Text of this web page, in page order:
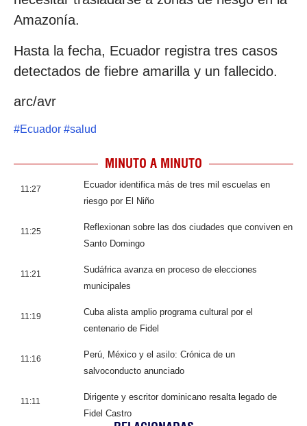
Amazonía.
Hasta la fecha, Ecuador registra tres casos
detectados de fiebre amarilla y un fallecido.
arc/avr
#Ecuador #salud
MINUTO A MINUTO
11:27
Ecuador identifica más de tres mil escuelas en
riesgo por El Niño
11:25
Reflexionan sobre las dos ciudades que conviven en
Santo Domingo
11:21
Sudáfrica avanza en proceso de elecciones
municipales
11:19
Cuba alista amplio programa cultural por el
centenario de Fidel
11:16
Perú, México y el asilo: Crónica de un
salvoconducto anunciado
11:11
Dirigente y escritor dominicano resalta legado de
Fidel Castro